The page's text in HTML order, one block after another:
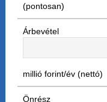
(pontosan)
Árbevétel
millió forint/év (nettó)
Önrész